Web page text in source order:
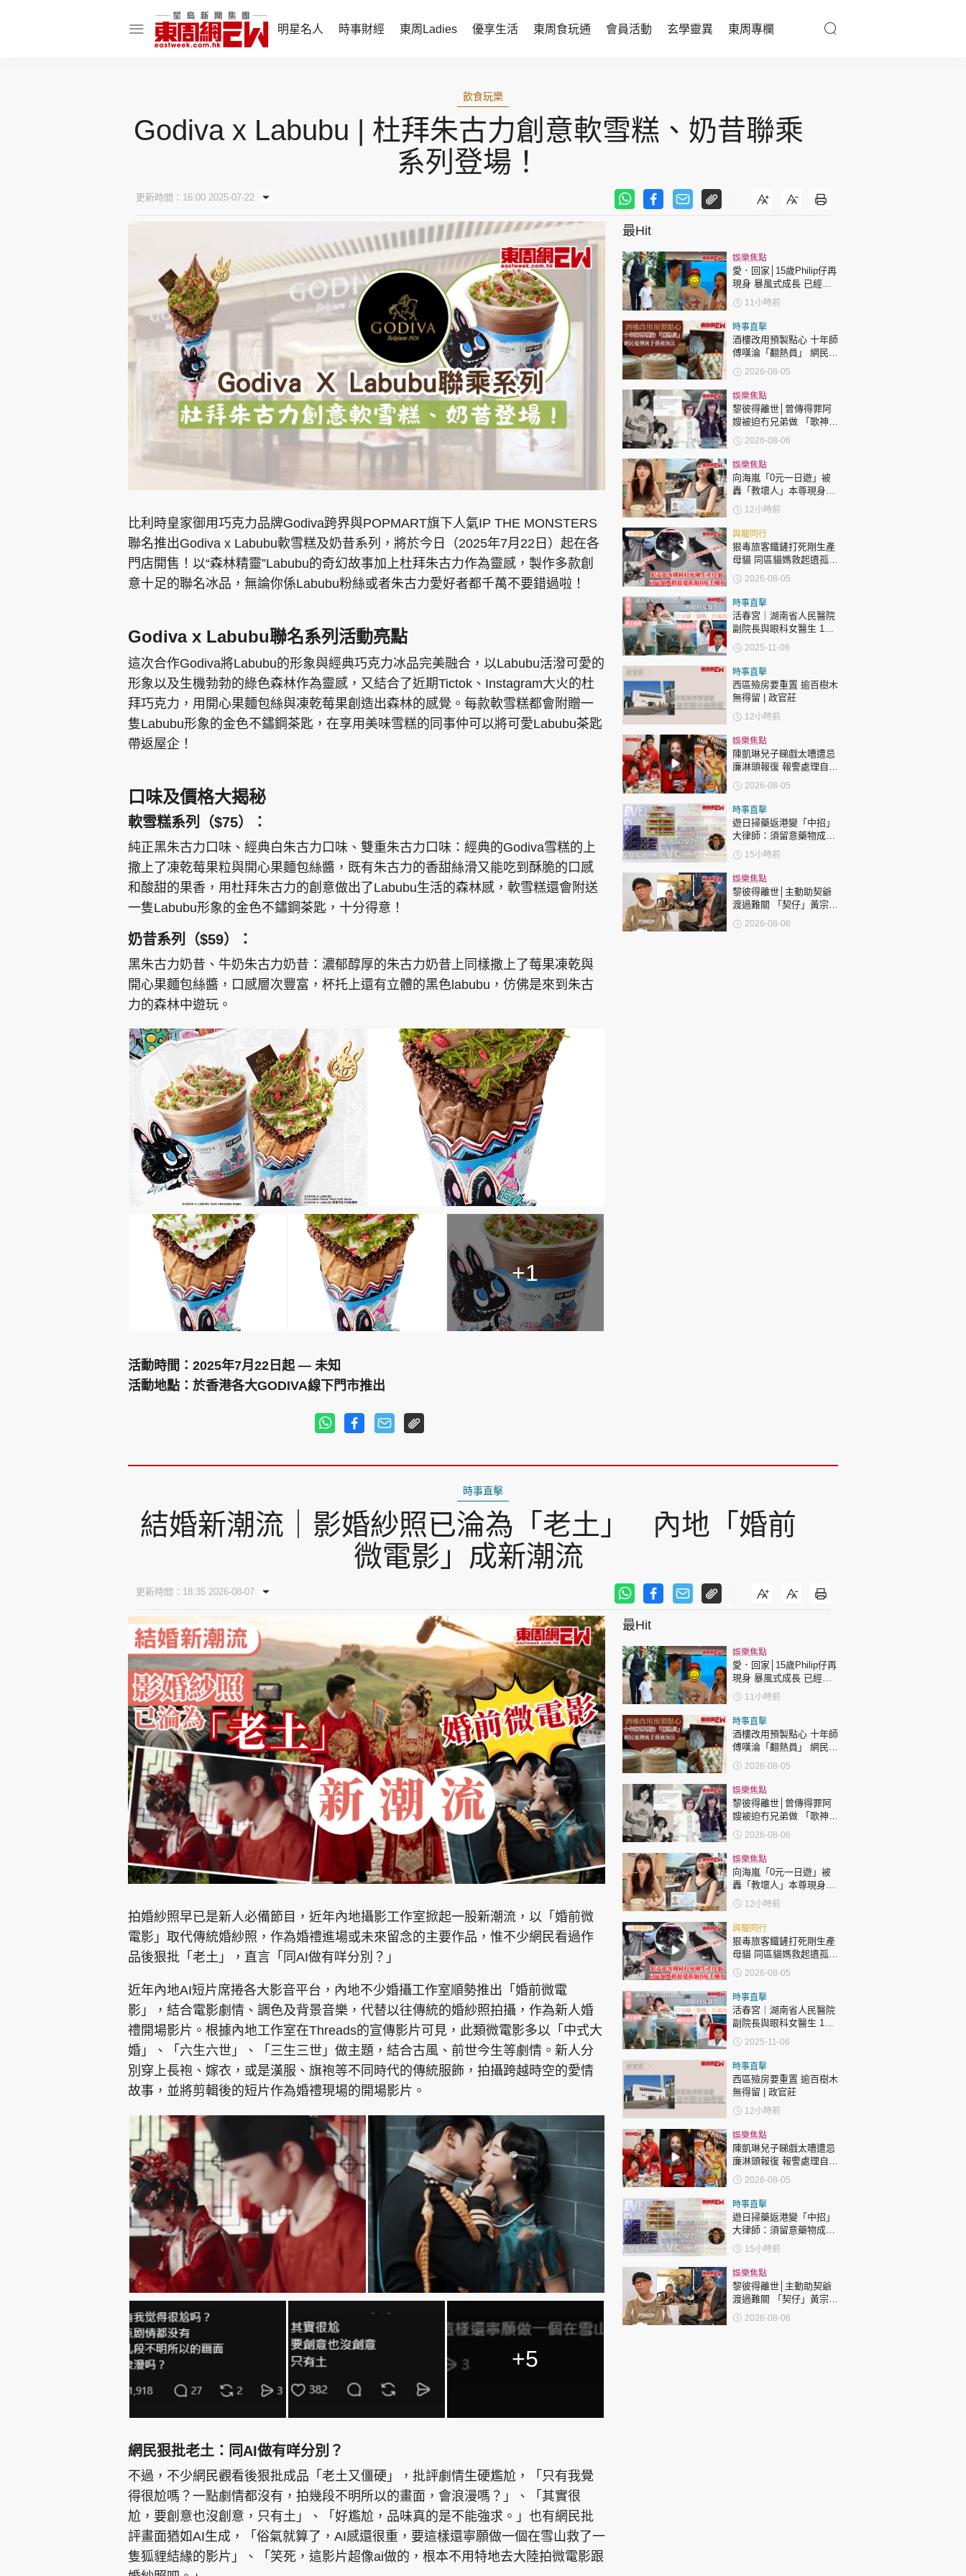
明星名人 時事財經 東周Ladies 優享生活 東周食玩通 會員活動 玄學靈異 東周專欄
話題人物 財經智庫 時尚生活
健康醫美
親子天地
樂在灣區
飲食玩樂
會員活動
東周JETSO
玄學靈異
東勝運程
智富天下 李居明
神機妙算 李丞責
緣來有理 麥玲玲
鬼靈精怪 威師兄
娛樂名人
文化藝術
時政財經
健康生活
飲食旅遊
集團旗下品牌
東周刊 cazbuyer 東Touch PCM 電腦廣場 星島頭條 星島日報 頭條日報 星島環球 The Standard 親子王
Oh!爸媽 JobMarket 頭條搵工 EDUPLUS
Copyright © 東周網 版權所有 . 不得轉載 ©Eastweek.com.hk. All rights reserved.
飲食玩樂
Godiva x Labubu | 杜拜朱古力創意軟雪糕、奶昔聯乘
系列登場！​
更新時間：16:00 2025-07-22
比利時皇家御用巧克力品牌Godiva跨界與POPMART旗下人氣IP THE MONSTERS
聯名推出Godiva x Labubu軟雪糕及奶昔系列，將於今日（2025年7月22日）起在各
門店開售！以“森林精靈”Labubu的奇幻故事加上杜拜朱古力作為靈感，製作多款創
意十足的聯名冰品，無論你係Labubu粉絲或者朱古力愛好者都千萬不要錯過啦！
Godiva x Labubu聯名系列活動亮點​
這次合作Godiva將Labubu的形象與經典巧克力冰品完美融合，以Labubu活潑可愛的
形象以及生機勃勃的綠色森林作為靈感，又結合了近期Tictok、Instagram大火的杜
拜巧克力，用開心果麵包絲與凍乾莓果創造出森林的感覺。每款軟雪糕都會附贈一
隻Labubu形象的金色不鏽鋼茶匙，在享用美味雪糕的同事仲可以將可愛Labubu茶匙
帶返屋企！
口味及價格大揭秘​
軟雪糕系列（$75）​：
純正黑朱古力口味、經典白朱古力口味、雙重朱古力口味：經典的Godiva雪糕的上
撒上了凍乾莓果粒與開心果麵包絲醬，既有朱古力的香甜絲滑又能吃到酥脆的口感
和酸甜的果香，用杜拜朱古力的創意做出了Labubu生活的森林感，軟雪糕還會附送
一隻Labubu形象的金色不鏽鋼茶匙，十分得意！
奶昔系列​（$59）：
黑朱古力奶昔、牛奶朱古力奶昔：濃郁醇厚的朱古力奶昔上同樣撒上了莓果凍乾與
開心果麵包絲醬，口感層次豐富，杯托上還有立體的黑色labubu，仿佛是來到朱古
力的森林中遊玩。
+1
活動時間：2025年7月22日起 — 未知
活動地點：於香港各大GODIVA線下門市推出
最Hit
娛樂焦點
愛．回家│15歲Philip仔再
現身 暴風式成長 已經高
過「三太」樊亦敏！
11小時前
時事直擊
酒樓改用預製點心 十年師
傅嘆淪「翻熱員」 網民憂
傳統手藝被淘汰
2026-08-05
娛樂焦點
黎彼得離世│曾傳得罪阿
嫂被迫冇兄弟做 「歌神」
許冠傑親筆撰寫悼念忘友
2026-08-06
娛樂焦點
向海嵐「0元一日遊」被
轟「教壞人」本尊現身回
應網民
12小時前
與寵同行
狠毒旅客鐵鏟打死剛生產
母貓 同區貓媽救起遺孤貓
B接手哺育
2026-08-05
時事直擊
活春宮｜湖南省人民醫院
副院長與眼科女醫生 17
分鐘「激戰」片流出 動作
露骨 網上瘋傳
2025-11-06
時事直擊
西區殮房要重置 逾百樹木
無得留 | 政官莊
12小時前
娛樂焦點
陳凱琳兒子睇戲太嘈遭忌
廉淋頭報復 報警處理自責
護子不力 歐錦棠陳倩揚齊
表態「媽媽有責任」
2026-08-05
時事直擊
遊日掃藥返港變「中招」
大律師：須留意藥物成分
自用代購都唔係護身符
15小時前
娛樂焦點
黎彼得離世│主動助契爺
渡過難關 「契仔」黃宗
澤：他的笑聲同精神永遠
陪伴住大家！
2026-08-06
時事直擊
結婚新潮流｜影婚紗照已淪為「老土」 內地「婚前
微電影」成新潮流
更新時間：18:35 2026-08-07
拍婚紗照早已是新人必備節目，近年內地攝影工作室掀起一股新潮流，以「婚前微
電影」取代傳統婚紗照，作為婚禮進場或未來留念的主要作品，惟不少網民看過作
品後狠批「老土」，直言「同AI做有咩分別？」
近年內地AI短片席捲各大影音平台，內地不少婚攝工作室順勢推出「婚前微電
影」，結合電影劇情、調色及背景音樂，代替以往傳統的婚紗照拍攝，作為新人婚
禮開場影片。根據內地工作室在Threads的宣傳影片可見，此類微電影多以「中式大
婚」、「六生六世」、「三生三世」做主題，結合古風、前世今生等劇情。新人分
別穿上長袍、嫁衣，或是漢服、旗袍等不同時代的傳統服飾，拍攝跨越時空的愛情
故事，並將剪輯後的短片作為婚禮現場的開場影片。
+5
網民狠批老土：同AI做有咩分別？
不過，不少網民觀看後狠批成品「老土又僵硬」，批評劇情生硬尷尬，「只有我覺
得很尬嗎？一點劇情都沒有，拍幾段不明所以的畫面，會浪漫嗎？」、「其實很
尬，要創意也沒創意，只有土」、「好尷尬，品味真的是不能強求。」也有網民批
評畫面猶如AI生成，「俗氣就算了，AI感還很重，要這樣還寧願做一個在雪山救了一
隻狐貍結緣的影片」、「笑死，這影片超像ai做的，根本不用特地去大陸拍微電影跟
最Hit
娛樂焦點
愛．回家│15歲Philip仔再
現身 暴風式成長 已經高
過「三太」樊亦敏！
11小時前
時事直擊
酒樓改用預製點心 十年師
傅嘆淪「翻熱員」 網民憂
傳統手藝被淘汰
2026-08-05
娛樂焦點
黎彼得離世│曾傳得罪阿
嫂被迫冇兄弟做 「歌神」
許冠傑親筆撰寫悼念忘友
2026-08-06
娛樂焦點
向海嵐「0元一日遊」被
轟「教壞人」本尊現身回
應網民
12小時前
與寵同行
狠毒旅客鐵鏟打死剛生產
母貓 同區貓媽救起遺孤貓
B接手哺育
2026-08-05
時事直擊
活春宮｜湖南省人民醫院
副院長與眼科女醫生 17
分鐘「激戰」片流出 動作
露骨 網上瘋傳
2025-11-06
時事直擊
西區殮房要重置 逾百樹木
無得留 | 政官莊
12小時前
娛樂焦點
陳凱琳兒子睇戲太嘈遭忌
廉淋頭報復 報警處理自責
護子不力 歐錦棠陳倩揚齊
表態「媽媽有責任」
2026-08-05
時事直擊
遊日掃藥返港變「中招」
大律師：須留意藥物成分
自用代購都唔係護身符
15小時前
娛樂焦點
黎彼得離世│主動助契爺
渡過難關 「契仔」黃宗
澤：他的笑聲同精神永遠
陪伴住大家！
2026-08-06